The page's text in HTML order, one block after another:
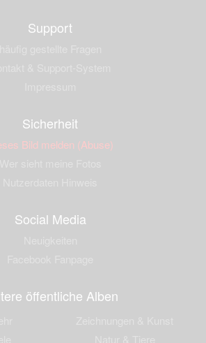
Support
Sicherheit
Bild melden (Abuse)
Social Media
öffentliche Alben